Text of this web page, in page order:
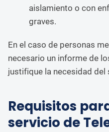
aislamiento o con
graves.
En el caso de personas
necesario un informe de
justifique la necesidad del
Requisitos
servicio de